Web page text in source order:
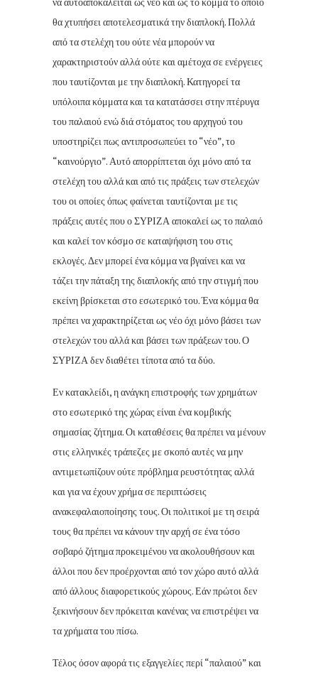
θα χτυπήσει αποτελεσματικά την διαπλοκή. Πολλά
από τα στελέχη του ούτε νέα μπορούν να
χαρακτηριστούν αλλά ούτε και αμέτοχα σε ενέργειες
που ταυτίζονται με την διαπλοκή. Κατηγορεί τα
υπόλοιπα κόμματα και τα κατατάσσει στην πτέρυγα
του παλαιού ενώ διά στόματος του αρχηγού του
υποστηρίζει πως αντιπροσωπεύει το “νέο”, το
“καινούργιο”. Αυτό απορρίπτεται όχι μόνο από τα
στελέχη του αλλά και από τις πράξεις των στελεχών
του οι οποίες όπως φαίνεται ταυτίζονται με τις
πράξεις αυτές που ο ΣΥΡΙΖΑ αποκαλεί ως το παλαιό
και καλεί τον κόσμο σε καταψήφιση του στις
εκλογές. Δεν μπορεί ένα κόμμα να βγαίνει και να
τάζει την πάταξη της διαπλοκής από την στιγμή που
εκείνη βρίσκεται στο εσωτερικό του. Ένα κόμμα θα
πρέπει να χαρακτηρίζεται ως νέο όχι μόνο βάσει των
στελεχών του αλλά και βάσει των πράξεων του. Ο
ΣΥΡΙΖΑ δεν διαθέτει τίποτα από τα δύο.
Εν κατακλείδι, η ανάγκη επιστροφής των χρημάτων
στο εσωτερικό της χώρας είναι ένα κομβικής
σημασίας ζήτημα. Οι καταθέσεις θα πρέπει να μένουν
στις ελληνικές τράπεζες με σκοπό αυτές να μην
αντιμετωπίζουν ούτε πρόβλημα ρευστότητας αλλά
και για να έχουν χρήμα σε περιπτώσεις
ανακεφαλαιοποίησης τους. Οι πολιτικοί με τη σειρά
τους θα πρέπει να κάνουν την αρχή σε ένα τόσο
σοβαρό ζήτημα προκειμένου να ακολουθήσουν και
άλλοι που δεν προέρχονται από τον χώρο αυτό αλλά
από άλλους διαφορετικούς χώρους. Εάν πρώτοι δεν
ξεκινήσουν δεν πρόκειται κανένας να επιστρέψει να
τα χρήματα του πίσω.
Τέλος όσον αφορά τις εξαγγελίες περί “παλαιού” και